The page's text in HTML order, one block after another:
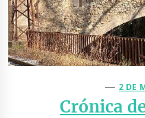
2 DE
Crónica